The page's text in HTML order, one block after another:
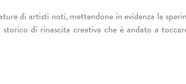
di artisti noti, mettendone in evidenza la
di rinascita creativa che è andato a